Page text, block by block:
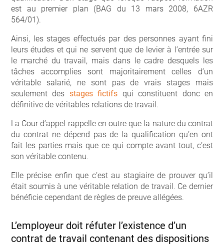
est au premier plan (BAG du 13 mars 2008, 6AZR
564/01).
Ainsi, les stages effectués par des personnes ayant fini
leurs études et qui ne servent que de levier à l’entrée sur
le marché du travail, mais dans le cadre desquels les
tâches accomplies sont majoritairement celles d’un
véritable salarié, ne sont pas de vrais stages mais
seulement des stages fictifs qui constituent donc en
définitive de véritables relations de travail.
La Cour d’appel rappelle en outre que la nature du contrat
du contrat ne dépend pas de la qualification qu’en ont
fait les parties mais que ce qui compte avant tout, c’est
son véritable contenu.
Elle précise enfin que c’est au stagiaire de prouver qu’il
était soumis à une véritable relation de travail. Ce dernier
bénéficie cependant de règles de preuve allégées.
L’employeur doit réfuter l’existence d’un
contrat de travail contenant des dispositions